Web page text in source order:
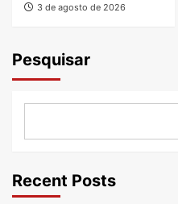
3 de agosto de 2026
Pesquisar
Recent Posts